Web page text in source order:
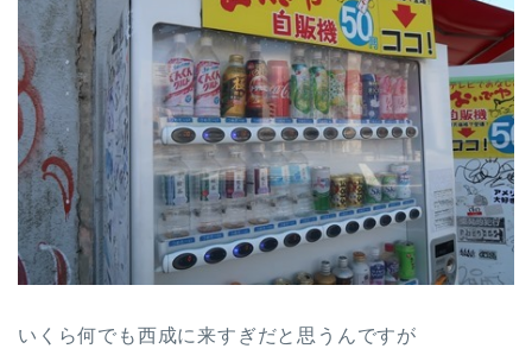
いくら何でも西成に来すぎだと思うんですが